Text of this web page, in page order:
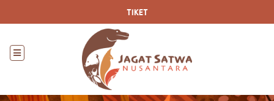
TIKET